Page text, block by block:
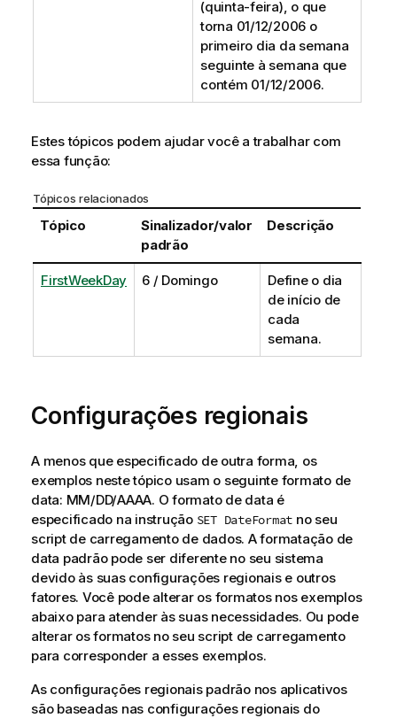
(quinta-feira), o que
torna 01/12/2006 o
primeiro dia da semana
seguinte à semana que
contém 01/12/2006.
Estes tópicos podem ajudar você a trabalhar com
essa função:
Tópicos relacionados
Tópico
Sinalizador/valor
padrão
Descrição
FirstWeekDay 6 / Domingo
Define o dia
de início de
cada
semana.
Configurações regionais
A menos que especificado de outra forma, os
exemplos neste tópico usam o seguinte formato de
data: MM/DD/AAAA. O formato de data é
especificado na instrução SET DateFormat no seu
script de carregamento de dados. A formatação de
data padrão pode ser diferente no seu sistema
devido às suas configurações regionais e outros
fatores. Você pode alterar os formatos nos exemplos
abaixo para atender às suas necessidades. Ou pode
alterar os formatos no seu script de carregamento
para corresponder a esses exemplos.
As configurações regionais padrão nos aplicativos
são baseadas nas configurações regionais do